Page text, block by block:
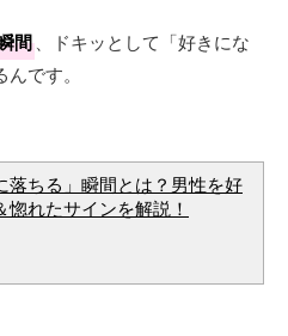
間、ドキッとして「好きにな
です。
落ちる」瞬間とは？男性を好
惚れたサインを解説！